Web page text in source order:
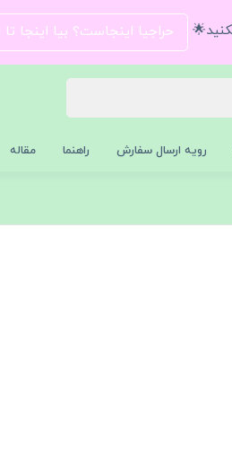
حراجیا اینجاست؟ بیا اینجا
رویه ارسال سفارش راهنما مقاله